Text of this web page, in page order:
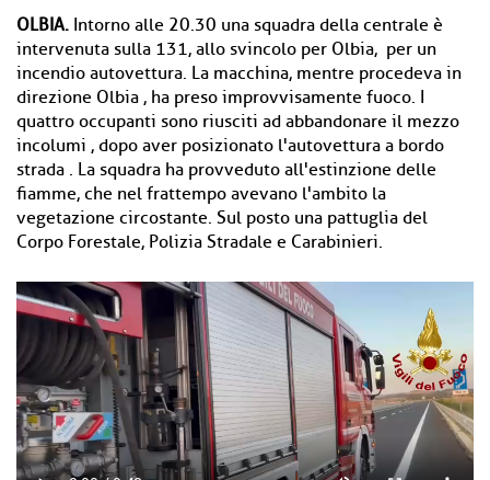
OLBIA. Intorno alle 20.30 una squadra della centrale è
intervenuta sulla 131, allo svincolo per Olbia, per un
incendio autovettura. La macchina, mentre procedeva in
direzione Olbia , ha preso improvvisamente fuoco. I
quattro occupanti sono riusciti ad abbandonare il mezzo
incolumi , dopo aver posizionato l'autovettura a bordo
strada . La squadra ha provveduto all'estinzione delle
fiamme, che nel frattempo avevano l'ambito la
vegetazione circostante. Sul posto una pattuglia del
Corpo Forestale, Polizia Stradale e Carabinieri.